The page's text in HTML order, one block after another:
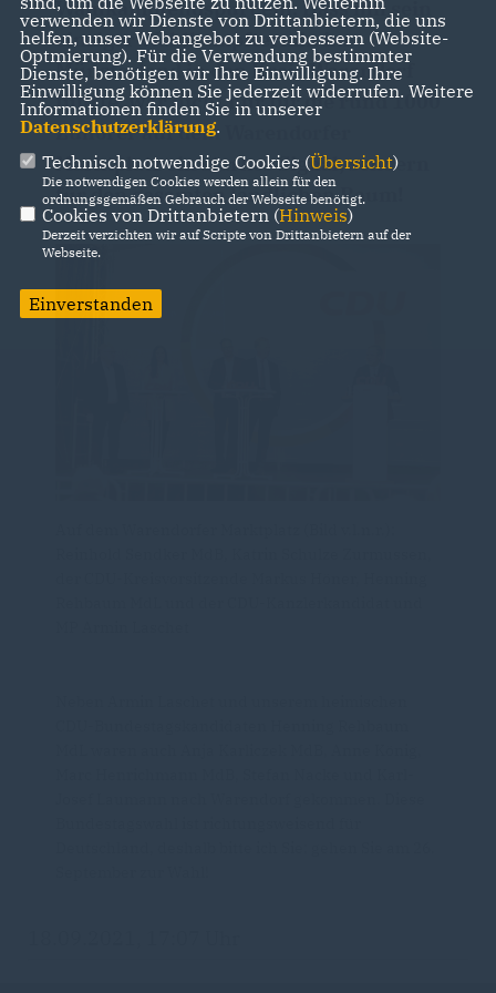
Wahlkampfendspurt ein. Dass ihn sein
einziger Wahlkampftermin im
Münsterland in den Kreis Warendorf
führte, war nicht nur für die rund 1000
Zuhörer auf dem Warendorfer
Marktplatz ein starkes Signal, sondern
für den gesamten ländlichen Raum!
verwenden wir Dienste von Drittanbietern, die uns
helfen, unser Webangebot zu verbessern (Website-
Optmierung). Für die Verwendung bestimmter
Dienste, benötigen wir Ihre Einwilligung. Ihre
Einwilligung können Sie jederzeit widerrufen. Weitere
Informationen finden Sie in unserer
Datenschutzerklärung.
Technisch notwendige Cookies (Übersicht)
Die notwendigen Cookies werden allein für den
ordnungsgemäßen Gebrauch der Webseite benötigt.
Cookies von Drittanbietern (Hinweis)
Derzeit verzichten wir auf Scripte von Drittanbietern auf der
Webseite.
Einverstanden